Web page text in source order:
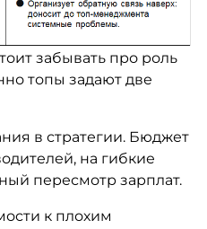
забывать про роль
топы задают две
в стратегии. Бюджет
на гибкие
пересмотр зарплат.
к плохим